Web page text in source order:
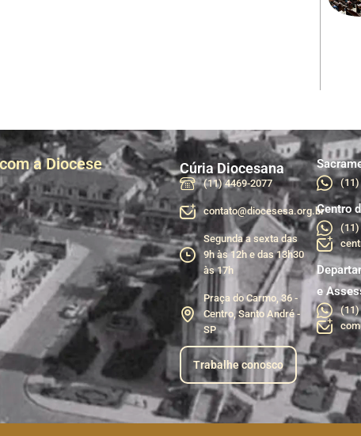
a Diocese Cúria Diocesana
(11) 4469-2077
contato@diocesesa.org.br
Segunda a sexta das
9h às 12h e das 13h30
às 17h
Praça do Carmo, 36 -
Centro, Santo André -
SP
Trabalhe conosco
(11)
Centro
(11)
e
(11)